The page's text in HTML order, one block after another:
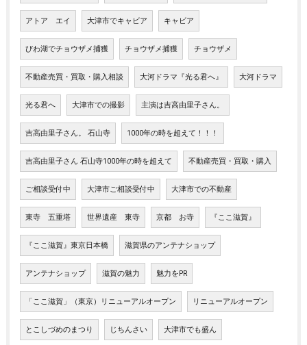
アトア エイ 大津市でキャビア キャビア
びわ湖でチョウザメ捕獲 チョウザメ捕獲 チョウザメ
不動産売買・買取・購入相談 大河ドラマ『光る君へ』 大河ドラマ
光る君へ 大津市での撮影 主演は吉高由里子さん。
吉高由里子さん。 石山寺 1000年の時を超えて！！！
吉高由里子さん 石山寺1000年の時を超えて 不動産売買・買取・購入
ご相談受付中 大津市ご相談受付中 大津市での不動産
東寺 五重塔 世界遺産 東寺 京都 お寺 『ここ滋賀』
『ここ滋賀』東京日本橋 滋賀県のアンテナショップ
アンテナショップ 滋賀の魅力 魅力をPR
「ここ滋賀」（東京）リニューアルオープン リニューアルオープン
とこしづめのまつり じちんさい 大津市でも盛ん